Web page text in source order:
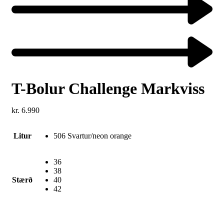
navigation
product:
T-Bolur Challenge Markviss
kr. 6.990
Litur 506 Svartur/neon orange
Stærð
36
38
40
42